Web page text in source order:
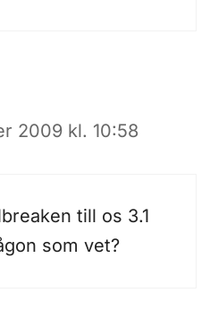
2009 kl. 10:58
till os 3.1
som vet?